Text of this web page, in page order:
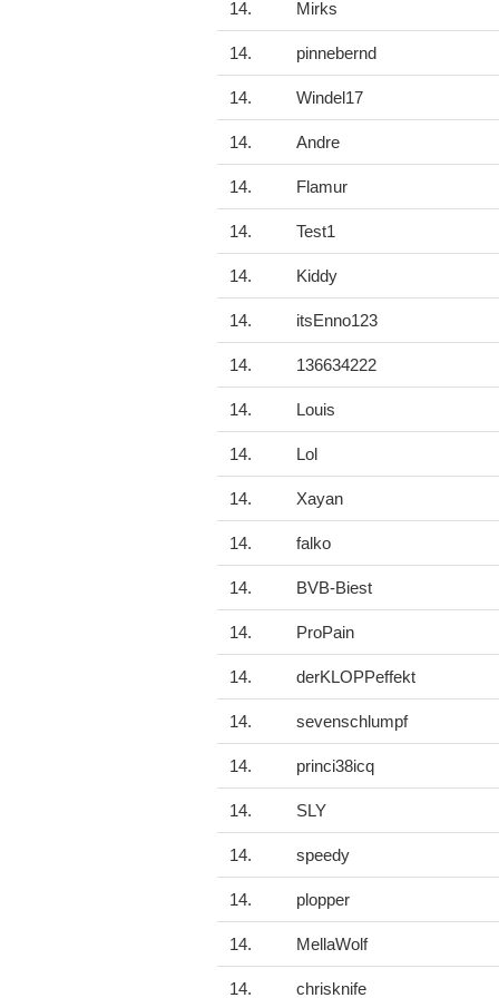
14. Mirks
14. pinnebernd
14. Windel17
14. Andre
14. Flamur
14. Test1
14. Kiddy
14. itsEnno123
14. 136634222
14. Louis
14. Lol
14. Xayan
14. falko
14. BVB-Biest
14. ProPain
14. derKLOPPeffekt
14. sevenschlumpf
14. princi38icq
14. SLY
14. speedy
14. plopper
14. MellaWolf
14. chrisknife